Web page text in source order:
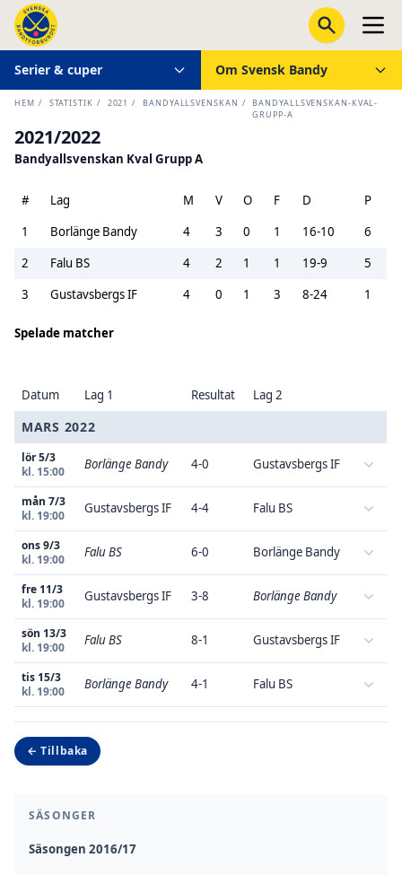
Serier & cuper Om Svensk Bandy
HEM / STATISTIK / 2021 / BANDYALLSVENSKAN /
BANDYALLSVENSKAN-KVAL-
GRUPP-A
SÄSONGER
Säsongen 2016/17
2021/2022
Bandyallsvenskan Kval Grupp A
# Lag M V O F D
P
1
Borlänge Bandy 4 3 0 1 16-10
6
2
Falu BS 4 2 1 1 19-9
5
3
Gustavsbergs IF 4 0 1 3 8-24 1
Spelade matcher
Datum Lag 1 Resultat Lag 2
MARS 2022
lör 5/3
kl. 15:00
Borlänge Bandy 4-0 Gustavsbergs IF
mån 7/3
kl. 19:00
Gustavsbergs IF 4-4 Falu BS
ons 9/3
kl. 19:00
Falu BS 6-0 Borlänge Bandy
fre 11/3
kl. 19:00
Gustavsbergs IF 3-8 Borlänge Bandy
sön 13/3
kl. 19:00
Falu BS 8-1 Gustavsbergs IF
tis 15/3
kl. 19:00
Borlänge Bandy 4-1 Falu BS
← Tillbaka